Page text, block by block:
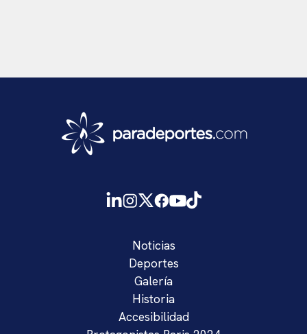
Noticias
Deportes
Galería
Historia
Accesibilidad